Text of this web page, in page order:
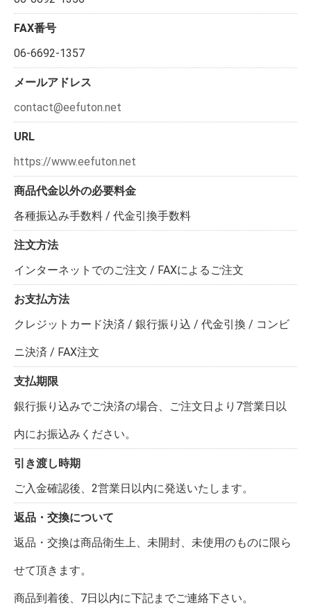
FAX番号
06-6692-1357
メールアドレス
contact@eefuton.net
URL
https://www.eefuton.net
商品代金以外の必要料金
各種振込み手数料 / 代金引換手数料
注文方法
インターネットでのご注文 / FAXによるご注文
お支払方法
クレジットカード決済 / 銀行振り込 / 代金引換 / コンビ
ニ決済 / FAX注文
支払期限
銀行振り込みでご決済の場合、ご注文日より7営業日以
内にお振込みください。
引き渡し時期
ご入金確認後、2営業日以内に発送いたします。
返品・交換について
返品・交換は商品衛生上、未開封、未使用のものに限ら
せて頂きます。
商品到着後、7日以内に下記までご連絡下さい。